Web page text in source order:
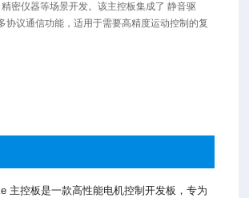
密仪器等场景开发。该主控板集成了 静音驱
协议通信功能，适用于需要高精度运动控制的复
主控板是一款高性能电机控制开发板，专为